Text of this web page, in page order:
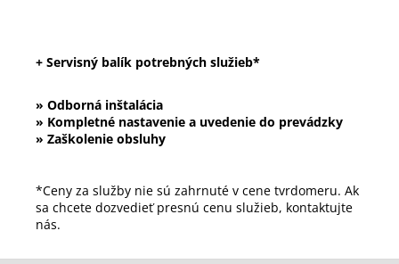
+ Servisný balík potrebných služieb*
» Odborná inštalácia
» Kompletné nastavenie a uvedenie do prevádzky
» Zaškolenie obsluhy
*Ceny za služby nie sú zahrnuté v cene tvrdomeru. Ak
sa chcete dozvedieť presnú cenu služieb, kontaktujte
nás.